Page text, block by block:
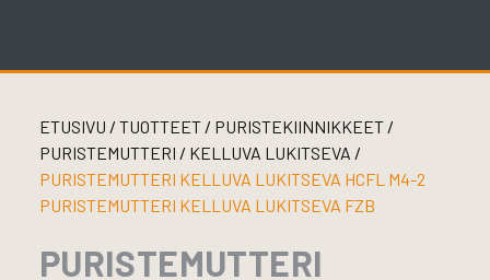
ETUSIVU / TUOTTEET/ PURISTEKIINNIKKEET /
PURISTEMUTTERI / KELLUVA LUKITSEVA /
PURISTEMUTTERI KELLUVA LUKITSEVA HCFL M4-2
PURISTEMUTTERI KELLUVA LUKITSEVA FZB
PURISTEMUTTERI